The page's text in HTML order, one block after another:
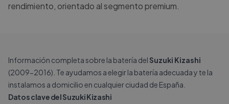
rendimiento, orientado al segmento premium.
Información completa sobre la batería del Suzuki Kizashi
(2009-2016). Te ayudamos a elegir la batería adecuada y te la
instalamos a domicilio en cualquier ciudad de España.
Datos clave del Suzuki Kizashi